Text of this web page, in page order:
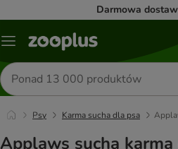
Darmowa
Menu
Szukaj
produktów
Psy Karma sucha dla psa
Applaws sucha karma